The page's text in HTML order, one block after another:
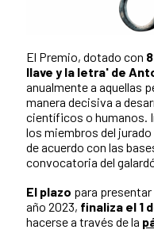
El Premio, dotado con
llave y la letra' de
anualmente a aquellas
manera decisiva a
científicos o humanos.
los miembros del
de acuerdo con las
convocatoria del
El plazo para
año 2023, finaliza el 1
hacerse a través de la